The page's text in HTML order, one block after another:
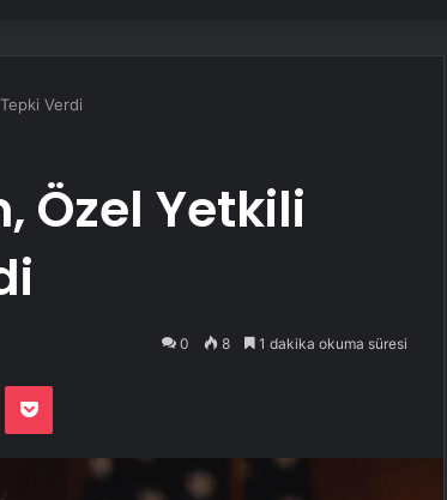
Verdi
Özel Yetkili
0 8 1 dakika okuma süresi
Pocket